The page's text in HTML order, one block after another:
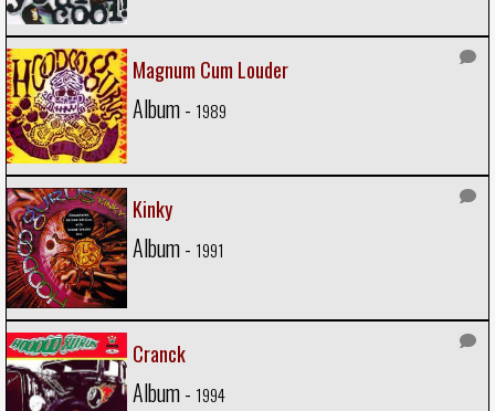
Magnum Cum Louder
Album - 1989
Kinky
Album - 1991
Cranck
Album - 1994